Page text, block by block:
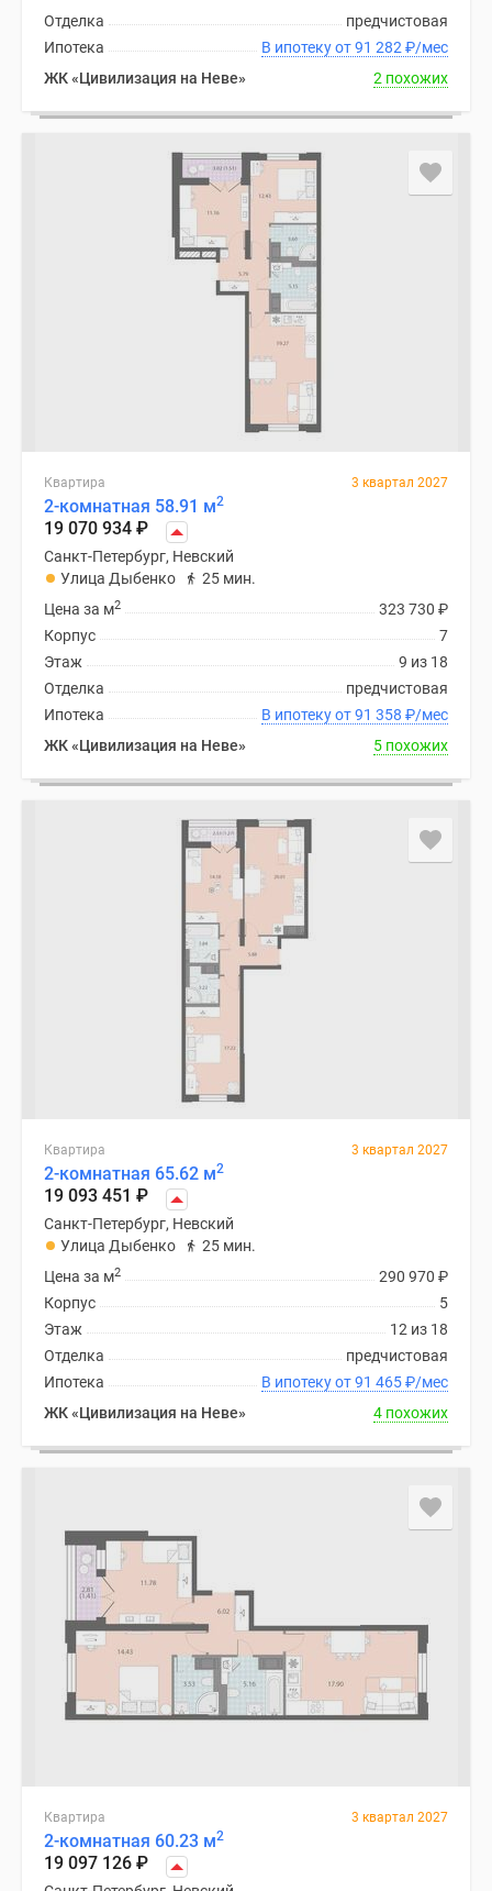
предчистовая
Отделка
В ипотеку от 91 282 ₽/мес
Ипотека
ЖК «Цивилизация на Неве»
2 похожих
Квартира 3 квартал 2027
2-комнатная 58.91 м2
19 070 934 ₽
Санкт-Петербург, Невский
Улица Дыбенко
25 мин.
323 730 ₽
Цена за м2
7
Корпус
9 из 18
Этаж
предчистовая
Отделка
В ипотеку от 91 358 ₽/мес
Ипотека
ЖК «Цивилизация на Неве»
5 похожих
Квартира 3 квартал 2027
2-комнатная 65.62 м2
19 093 451 ₽
Санкт-Петербург, Невский
Улица Дыбенко
25 мин.
290 970 ₽
Цена за м2
5
Корпус
12 из 18
Этаж
предчистовая
Отделка
В ипотеку от 91 465₽/мес
Ипотека
ЖК «Цивилизация на Неве»
4 похожих
Квартира 3 квартал 2027
2-комнатная 60.23 м2
19 097 126 ₽